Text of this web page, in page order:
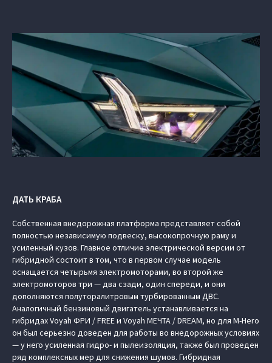
ДАТЬ КРАБА
Собственная внедорожная платформа представляет собой
полностью независимую подвеску, высокопрочную раму и
усиленный кузов. Главное отличие электрической версии от
гибридной состоит в том, что в первом случае модель
оснащается четырьмя электромоторами, во второй же
электромоторов три — два сзади, один спереди, и они
дополняются полуторалитровым турбированным ДВС.
Аналогичный бензиновый двигатель устанавливается на
гибридах Voyah ФРИ / FREE и Voyah МЕЧТА / DREAM, но для M-Hero
он был серьезно доведен для работы во внедорожных условиях
— у него усиленная гидро- и пылеизоляция, также был проведен
ряд комплексных мер для снижения шумов. Гибридная